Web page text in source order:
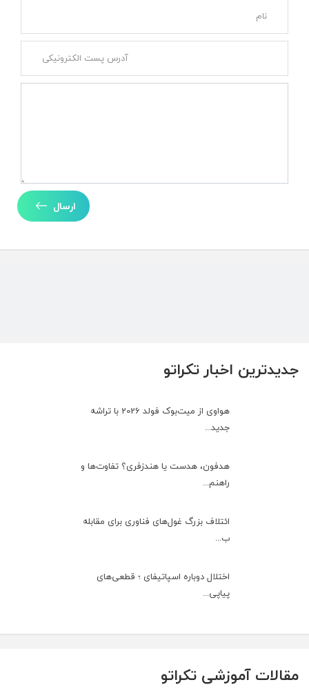
جدیدترین اخبار تکراتو
هواوی از میت‌بوک فولد 2026 با تراشه
جدید...
هدفون، هدست یا هندزفری؟ تفاوت‌ها و
راهنم...
ائتلاف بزرگ غول‌های فناوری برای مقابله
ب...
اختلال دوباره اسپاتیفای ؛ قطعی‌های
پیاپی...
ارسال
مقالات آموزشی تکراتو